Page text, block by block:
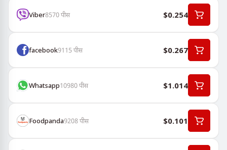
Viber8570पीस $0.254
facebook9115पीस $0.267
Whatsapp10980पीस $1.014
Foodpanda9208पीस $0.101